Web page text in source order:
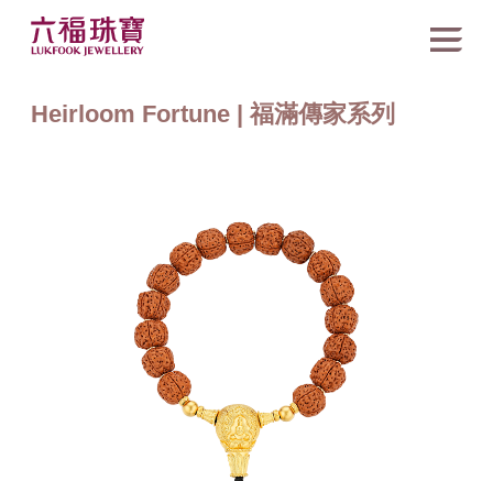
Heirloom Fortune | 福滿傳家系列